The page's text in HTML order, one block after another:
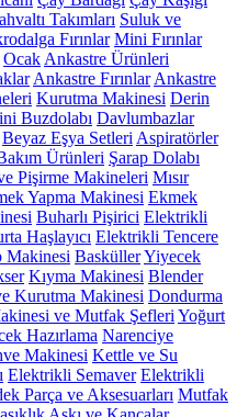
Takımları Suluk ve
Fırınlar Mini Fırınlar
Ocak Ankastre Ürünleri
Ankastre Fırınlar Ankastre
Kurutma Makinesi Derin
Buzdolabı Davlumbazlar
Beyaz Eşya Setleri Aspiratörler
Ürünleri Şarap Dolabı
Pişirme Makineleri Mısır
Yapma Makinesi Ekmek
Buharlı Pişirici Elektrikli
Haşlayıcı Elektrikli Tencere
Makinesi BasküllerYiyecek
Kıyma Makinesi Blender
Kurutma Makinesi Dondurma
ve Mutfak Şefleri Yoğurt
Hazırlama Narenciye
Makinesi Kettle ve Su
Elektrikli Semaver Elektrikli
Parça ve Aksesuarları Mutfak